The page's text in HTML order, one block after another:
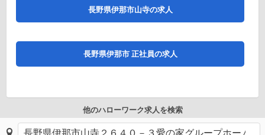
長野県伊那市山寺の求人
長野県伊那市 正社員の求人
他のハローワーク求人を検索